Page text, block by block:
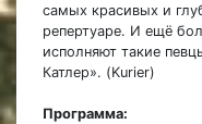
самых красивых и
репертуаре. И ещё
исполняют такие
Катлер». (Kurier)
Программа: